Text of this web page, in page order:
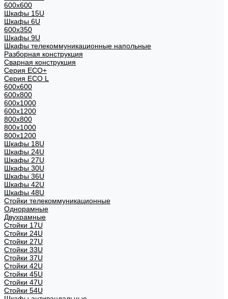
600x600
Шкафы 15U
Шкафы 6U
600x350
Шкафы 9U
Шкафы телекоммуникационные напольные
Разборная конструкция
Сварная конструкция
Серия ECO+
Серия ECO L
600x600
600x800
600х1000
600х1200
800x800
800х1000
800х1200
Шкафы 18U
Шкафы 24U
Шкафы 27U
Шкафы 30U
Шкафы 36U
Шкафы 42U
Шкафы 48U
Стойки телекоммуникационные
Однорамные
Двухрамные
Стойки 17U
Стойки 24U
Стойки 27U
Стойки 33U
Стойки 37U
Стойки 42U
Стойки 45U
Стойки 47U
Стойки 54U